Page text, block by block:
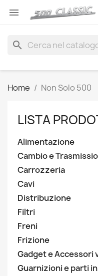

search
Home Non Solo 500
LISTA
Alimentazione
Cambio e
Carrozzeria
Cavi
Distribuzione
Filtri
Freni
Frizione
Gadget e Accessori
Guarnizioni e parti